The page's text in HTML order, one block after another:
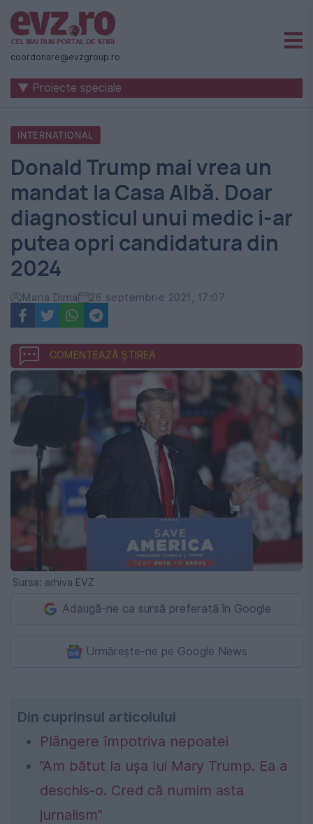
Știri
naționale
internaționale
România
-
Evenimentul
Zilei
coordonare@evzgroup.ro
▼ Proiecte speciale
INTERNATIONAL
Donald Trump mai vrea un
mandat la Casa Albă. Doar
diagnosticul unui medic i-ar
putea opri candidatura din
2024
Maria Dima 26 septembrie 2021, 17:07
COMENTEAZĂ ȘTIREA
Sursa: arhiva EVZ
Adaugă-ne ca sursă preferată în Google
Urmărește-ne pe Google News
Din cuprinsul articolului
Plângere împotriva nepoatei
”Am bătut la uşa lui Mary Trump. Ea a
deschis-o. Cred că numim asta
jurnalism”